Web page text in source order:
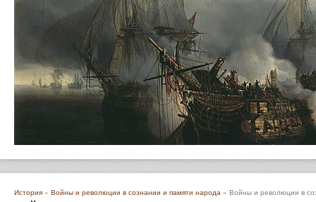
История » Войны и революции в сознании и памяти народа » Войны и революции в